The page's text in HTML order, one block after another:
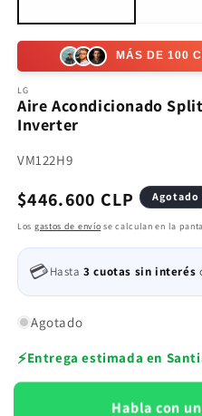
MÁS DE 100
LG
Aire Acondicionado
Inverter
SKU:
VM122H9
Precio
habitual
$446.600 CLP Agotado
Los gastos de envío se calculan en la
💳Hasta3 cuotas sin interés
Agotado
⚡Entrega estimada en
Habla con